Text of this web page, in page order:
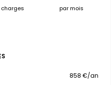
par mois
858 €/an